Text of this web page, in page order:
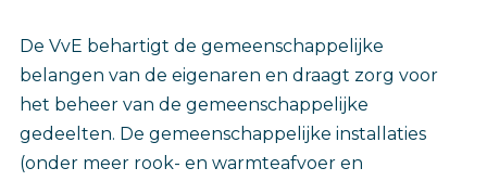
De VvE behartigt de gemeenschappelijke
belangen van de eigenaren en draagt zorg voor
het beheer van de gemeenschappelijke
gedeelten. De gemeenschappelijke installaties
(onder meer rook- en warmteafvoer en